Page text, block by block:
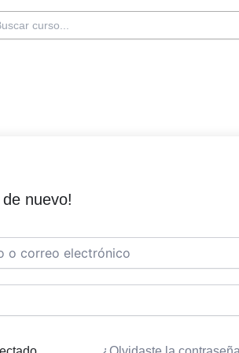
nuevo!